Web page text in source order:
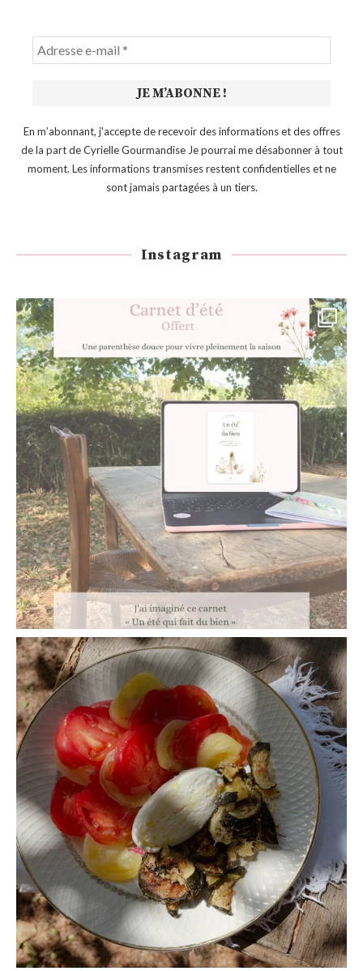
En m’abonnant, j'accepte de recevoir des informations et des offres
de la part de Cyrielle Gourmandise Je pourrai me désabonner à tout
moment. Les informations transmises restent confidentielles et ne
sont jamais partagées à un tiers.
Instagram